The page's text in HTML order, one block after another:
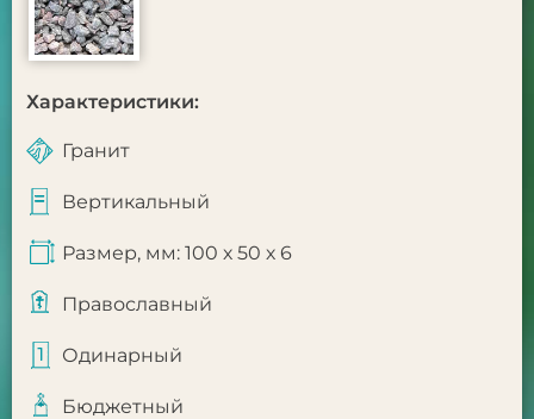
Характеристики:
Гранит
Вертикальный
Размер, мм: 100 х 50 х 6
Православный
Одинарный
Бюджетный